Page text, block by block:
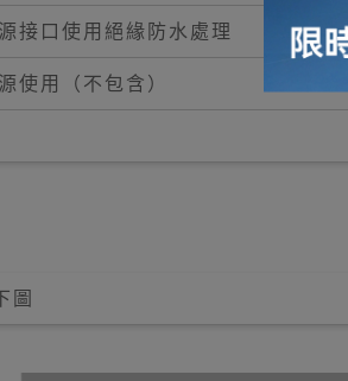
接口使用絕緣防水處理
使用（不包含）
圖